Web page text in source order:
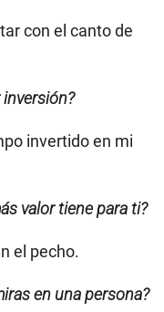
con el canto de
invertido en mi
valor tiene para ti?
el pecho.
en una persona?